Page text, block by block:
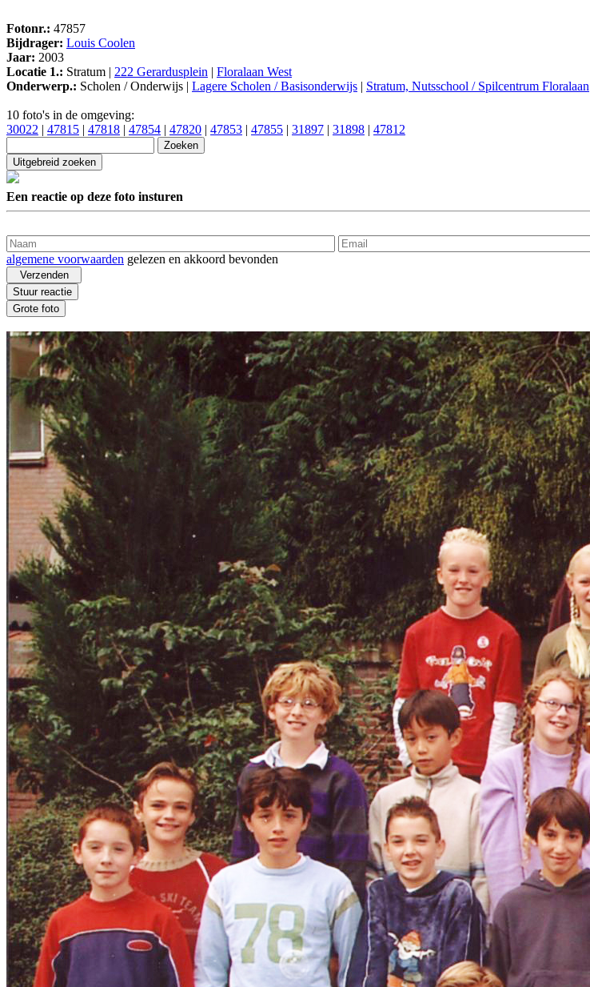
Fotonr.: 47857
Bijdrager: Louis Coolen
Jaar: 2003
Locatie 1.: Stratum | 222 Gerardusplein
Floralaan West
Onderwerp.: Scholen / Onderwijs | Lagere Scholen / Basisonderwijs Stratum, Nutsschool / Spilcentrum Floralaan
10 foto's in de omgeving:
30022
47815 47818 47854 47820 47853 47855 31897 31898 47812
Een reactie op deze foto insturen
algemene voorwaarden gelezen en akkoord bevonden